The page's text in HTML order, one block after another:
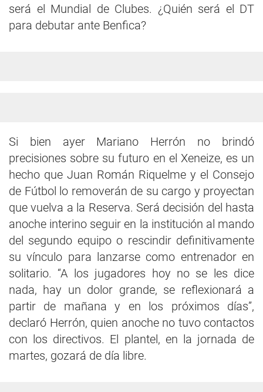
será el Mundial de Clubes. ¿Quién será el DT
para debutar ante Benfica?
Si bien ayer Mariano Herrón no brindó
precisiones sobre su futuro en el Xeneize, es un
hecho que Juan Román Riquelme y el Consejo
de Fútbol lo removerán de su cargo y proyectan
que vuelva a la Reserva. Será decisión del hasta
anoche interino seguir en la institución al mando
del segundo equipo o rescindir definitivamente
su vínculo para lanzarse como entrenador en
solitario. “A los jugadores hoy no se les dice
nada, hay un dolor grande, se reflexionará a
partir de mañana y en los próximos días”,
declaró Herrón, quien anoche no tuvo contactos
con los directivos. El plantel, en la jornada de
martes, gozará de día libre.